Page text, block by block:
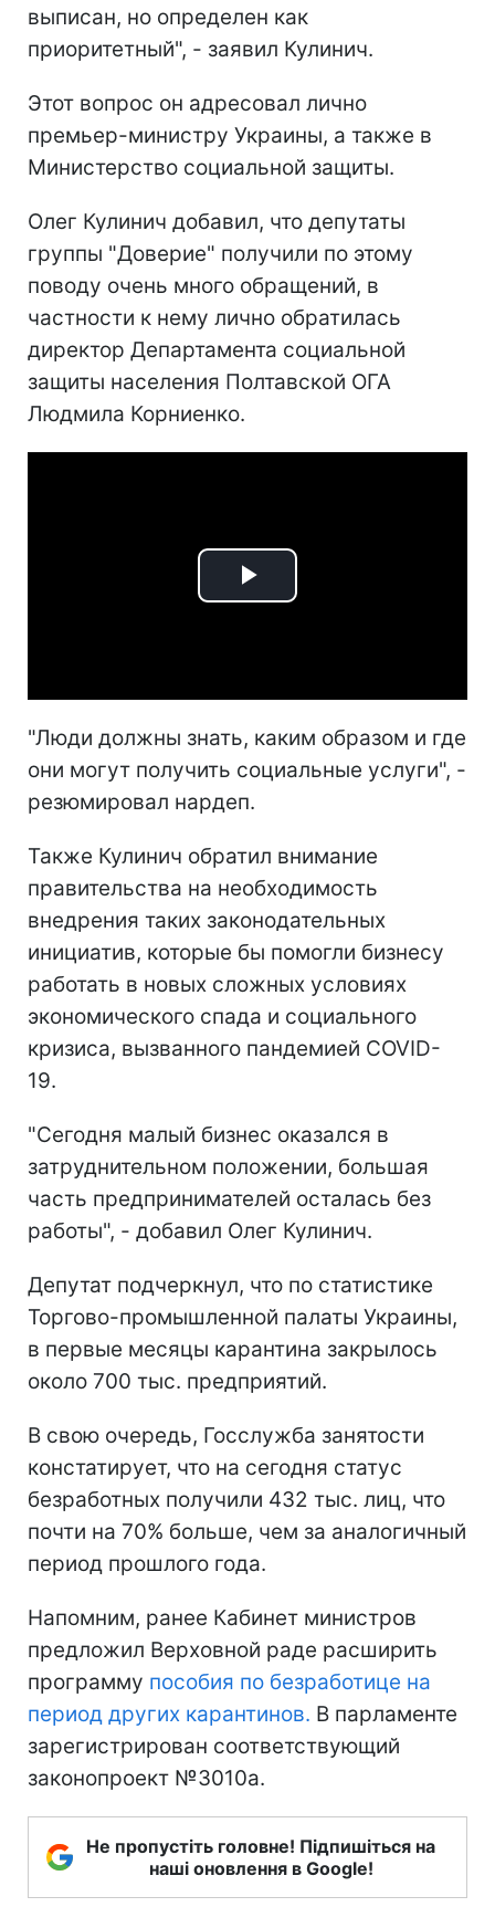
выписан, но определен как
приоритетный", - заявил Кулинич.
Этот вопрос он адресовал лично
премьер-министру Украины, а также в
Министерство социальной защиты.
Олег Кулинич добавил, что депутаты
группы "Доверие" получили по этому
поводу очень много обращений, в
частности к нему лично обратилась
директор Департамента социальной
защиты населения Полтавской ОГА
Людмила Корниенко.
Play
"Люди должны знать, каким образом и где
они могут получить социальные услуги", -
резюмировал нардеп.
Также Кулинич обратил внимание
правительства на необходимость
внедрения таких законодательных
инициатив, которые бы помогли бизнесу
работать в новых сложных условиях
экономического спада и социального
кризиса, вызванного пандемией COVID-
19.
"Сегодня малый бизнес оказался в
затруднительном положении, большая
часть предпринимателей осталась без
работы", - добавил Олег Кулинич.
Депутат подчеркнул, что по статистике
Торгово-промышленной палаты Украины,
в первые месяцы карантина закрылось
около 700 тыс. предприятий.
В свою очередь, Госслужба занятости
констатирует, что на сегодня статус
безработных получили 432 тыс. лиц, что
почти на 70% больше, чем за аналогичный
период прошлого года.
Напомним, ранее Кабинет министров
предложил Верховной раде расширить
программу пособия по безработице на
период других карантинов. В парламенте
зарегистрирован соответствующий
законопроект №3010а.
Не пропустіть головне! Підпишіться на
наші оновлення в Google!